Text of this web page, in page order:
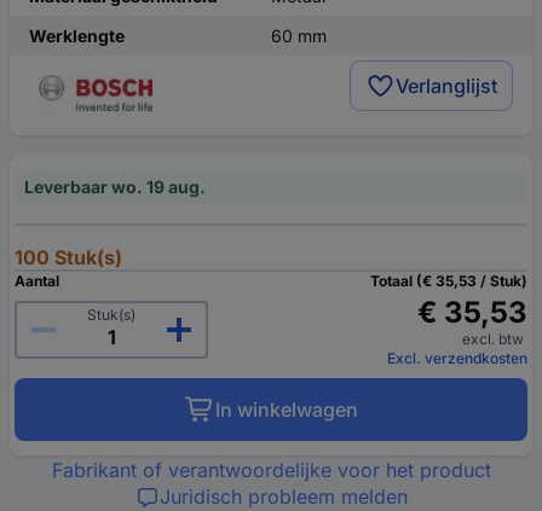
Werklengte
60 mm
Verlanglijst
Leverbaar wo. 19 aug.
100 Stuk(s)
Aantal
Stuk(s)
Totaal (€ 35,53 / Stuk)
€ 35,53
excl. btw
Excl. verzendkosten
In winkelwagen
Fabrikant of verantwoordelijke voor het product
Juridisch probleem melden